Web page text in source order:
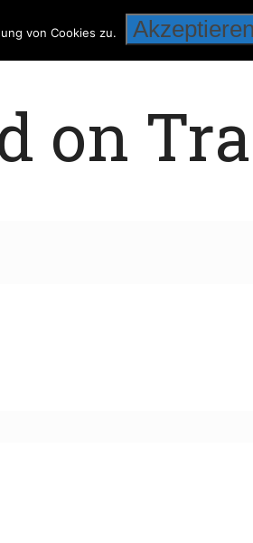
on
von Cookies zu. Akzeptieren